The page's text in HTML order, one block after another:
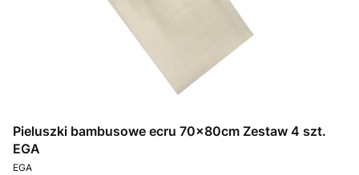
Pieluszki bambusowe ecru 70x80cm Zestaw 4 szt.
EGA
PRODUCENT
EGA